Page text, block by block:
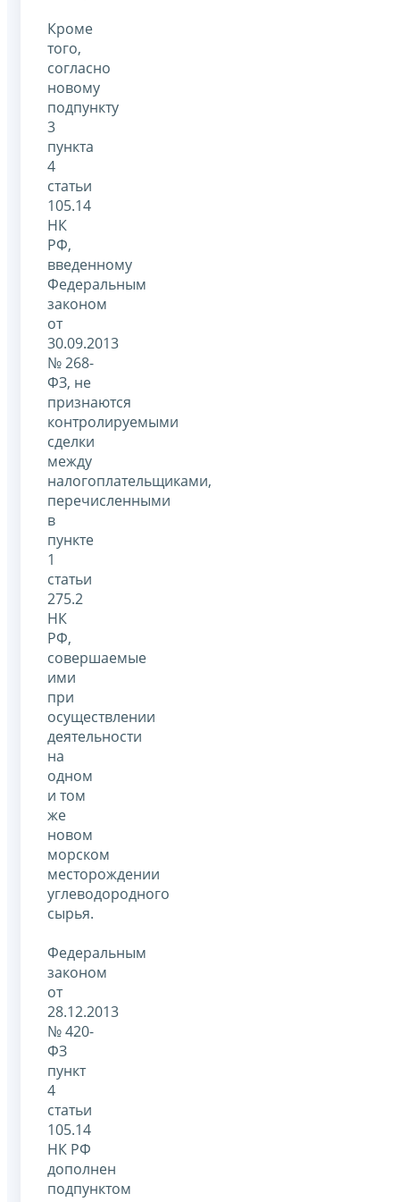
Кроме
того,
согласно
новому
подпункту
3
пункта
4
статьи
105.14
НК
РФ,
введенному
Федеральным
законом
от
30.09.2013
№ 268-
ФЗ, не
признаются
контролируемыми
сделки
между
налогоплательщиками,
перечисленными
в
пункте
1
статьи
275.2
НК
РФ,
совершаемые
ими
при
осуществлении
деятельности
на
одном
и том
же
новом
морском
месторождении
углеводородного
сырья.
Федеральным
законом
от
28.12.2013
№ 420-
ФЗ
пункт
4
статьи
105.14
НК РФ
дополнен
подпунктом